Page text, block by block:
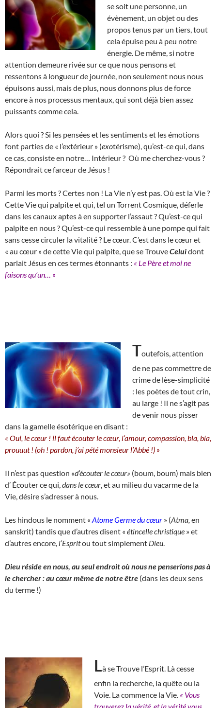
se soit une personne, un
évènement, un objet ou des
propos tenus par un tiers, tout
cela épuise peu à peu notre
énergie. De même, si notre
attention demeure rivée sur ce que nous pensons et
ressentons à longueur de journée, non seulement nous nous
épuisons aussi, mais de plus, nous donnons plus de force
encore à nos processus mentaux, qui sont déjà bien assez
puissants comme cela.
Alors quoi ? Si les pensées et les sentiments et les émotions
font parties de « l’extérieur » (exotérisme), qu’est-ce qui, dans
ce cas, consiste en notre… Intérieur ? Où me cherchez-vous ?
Répondrait ce farceur de Jésus !
Parmi les morts ? Certes non ! La Vie n’y est pas. Où est la Vie ?
Cette Vie qui palpite et qui, tel un Torrent Cosmique, déferle
dans les canaux aptes à en supporter l’assaut ? Qu’est-ce qui
palpite en nous ? Qu’est-ce qui ressemble à une pompe qui fait
sans cesse circuler la vitalité ? Le cœur. C’est dans le cœur et
« au cœur » de cette Vie qui palpite, que se TrouveCeluidont
parlait Jésus en ces termes étonnants : « Le Père et moi ne
faisons qu’un… »
Toutefois, attention
de ne pas commettre de
crime de lèse-simplicité
: les poètes de tout crin,
au large ! Il ne s’agit pas
de venir nous pisser
dans la gamelle ésotérique en disant :
« Oui, le cœur ! il faut écouter le cœur, l’amour, compassion, bla, bla,
prouuut ! (oh ! pardon, j’ai pété monsieur l’Abbé !) »
Il n’est pas question «d’écouter le cœur» (boum, boum) mais bien
d’ Écouter ce qui, dans le cœur , et au milieu du vacarme de la
Vie, désire s’adresser à nous.
Les hindous le nomment « Atome Germe du cœur » (Atma, en
sanskrit) tandis que d’autres disent « étincelle christique » et
d’autres encore, l’Espritou tout simplement Dieu
Dieu réside en nous, au seul endroit où nous ne penserions pas à
le chercher : au cœur même de notre être (dans les deux sens
du terme !)
Là se Trouve l’Esprit. Là cesse
enfin la recherche, la quête ou la
Voie. La commence la Vie. « Vous
trouverez la vérité, et la vérité vous